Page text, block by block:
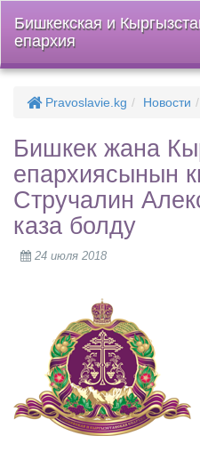
Бишкекская и
епархия
Pravoslavie.kg Новости
Бишкек жана
епархиясынын
Стручалин
каза болду
24 июля 2018